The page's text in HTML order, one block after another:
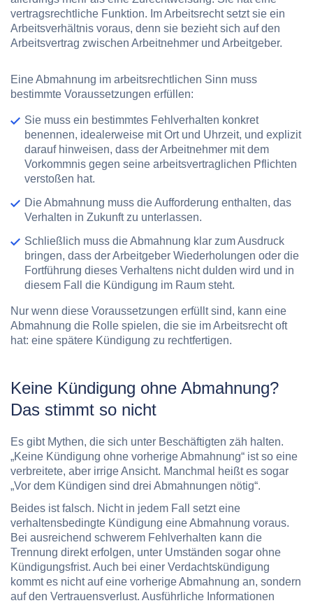
vertragsrechtliche Funktion. Im Arbeitsrecht setzt sie ein
Arbeitsverhältnis voraus, denn sie bezieht sich auf den
Arbeitsvertrag zwischen Arbeitnehmer und Arbeitgeber.
Eine Abmahnung im arbeitsrechtlichen Sinn muss
bestimmte Voraussetzungen erfüllen:
Sie muss ein bestimmtes Fehlverhalten konkret
benennen, idealerweise mit Ort und Uhrzeit, und explizit
darauf hinweisen, dass der Arbeitnehmer mit dem
Vorkommnis gegen seine arbeitsvertraglichen Pflichten
verstoßen hat.
Die Abmahnung muss die Aufforderung enthalten, das
Verhalten in Zukunft zu unterlassen.
Schließlich muss die Abmahnung klar zum Ausdruck
bringen, dass der Arbeitgeber Wiederholungen oder die
Fortführung dieses Verhaltens nicht dulden wird und in
diesem Fall die Kündigung im Raum steht.
Nur wenn diese Voraussetzungen erfüllt sind, kann eine
Abmahnung die Rolle spielen, die sie im Arbeitsrecht oft
hat: eine spätere Kündigung zu rechtfertigen.
Keine Kündigung ohne Abmahnung?
Das stimmt so nicht
Es gibt Mythen, die sich unter Beschäftigten zäh halten.
„Keine Kündigung ohne vorherige Abmahnung“ ist so eine
verbreitete, aber irrige Ansicht. Manchmal heißt es sogar
„Vor dem Kündigen sind drei Abmahnungen nötig“.
Beides ist falsch. Nicht in jedem Fall setzt eine
verhaltensbedingte Kündigung eine Abmahnung voraus.
Bei ausreichend schwerem Fehlverhalten kann die
Trennung direkt erfolgen, unter Umständen sogar ohne
Kündigungsfrist. Auch bei einer Verdachtskündigung
kommt es nicht auf eine vorherige Abmahnung an, sondern
auf den Vertrauensverlust. Ausführliche Informationen